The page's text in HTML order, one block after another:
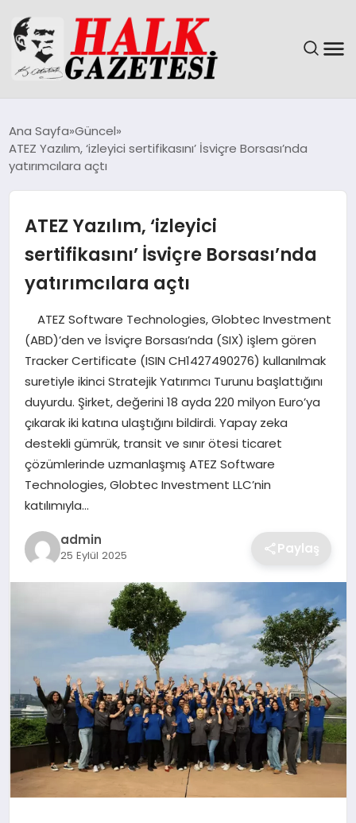
DÜNYA
MAGAZIN
SAĞLIK
SIYASET
SPOR
TEKNOLOJI
YAŞAM
Ana Sayfa Güncel
ATEZ Yazılım, ‘izleyici sertifikasını’ İsviçre Borsası’nda
yatırımcılara açtı
ATEZ Yazılım, ‘izleyici
sertifikasını’ İsviçre Borsası’nda
yatırımcılara açtı
ATEZ Software Technologies, Globtec Investment
(ABD)’den ve İsviçre Borsası’nda (SIX) işlem gören
Tracker Certificate (ISIN CH1427490276) kullanılmak
suretiyle ikinci Stratejik Yatırımcı Turunu başlattığını
duyurdu. Şirket, değerini 18 ayda 220 milyon Euro’ya
çıkarak iki katına ulaştığını bildirdi. Yapay zeka
destekli gümrük, transit ve sınır ötesi ticaret
çözümlerinde uzmanlaşmış ATEZ Software
Technologies, Globtec Investment LLC’nin
katılımıyla…
admin
25 Eylül 2025 Paylaş